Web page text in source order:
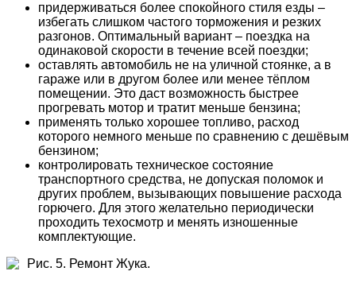
придерживаться более спокойного стиля езды –
избегать слишком частого торможения и резких
разгонов. Оптимальный вариант – поездка на
одинаковой скорости в течение всей поездки;
оставлять автомобиль не на уличной стоянке, а в
гараже или в другом более или менее тёплом
помещении. Это даст возможность быстрее
прогревать мотор и тратит меньше бензина;
применять только хорошее топливо, расход
которого немного меньше по сравнению с дешёвым
бензином;
контролировать техническое состояние
транспортного средства, не допуская поломок и
других проблем, вызывающих повышение расхода
горючего. Для этого желательно периодически
проходить техосмотр и менять изношенные
комплектующие.
Рис. 5. Ремонт Жука.